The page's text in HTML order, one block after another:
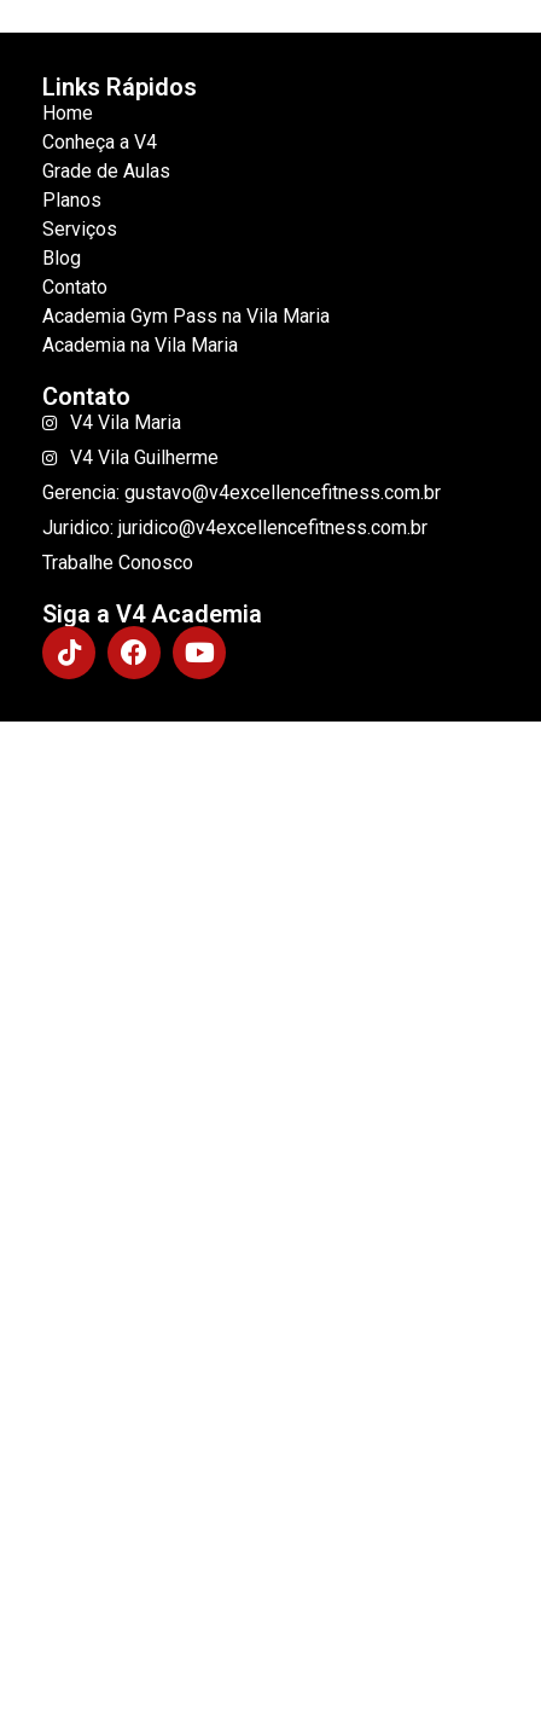
Links Rápidos
Home
Conheça a V4
Grade de Aulas
Planos
Serviços
Blog
Contato
Academia Gym Pass na Vila Maria
Academia na Vila Maria
Contato
V4 Vila Maria
V4 Vila Guilherme
Gerencia: gustavo@v4excellencefitness.com.br
Juridico: juridico@v4excellencefitness.com.br
Trabalhe Conosco
Siga a V4 Academia